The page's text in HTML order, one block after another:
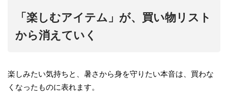
「楽しむアイテム」が、買い物リスト
から消えていく
楽しみたい気持ちと、暑さから身を守りたい本音は、買わな
くなったものに表れます。